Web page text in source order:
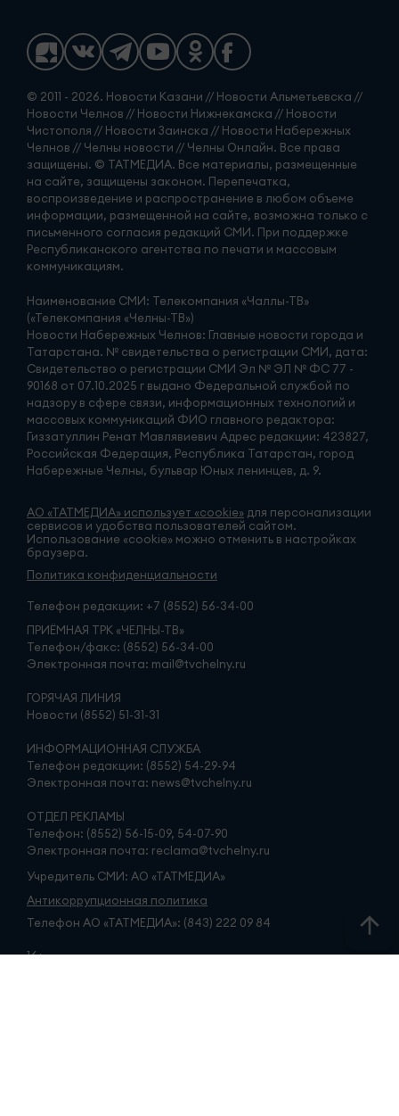
© 2011 - 2026. Новости Казани // Новости Альметьевска //
Новости Челнов // Новости Нижнекамска // Новости
Чистополя // Новости Заинска // Новости Набережных
Челнов // Челны новости // Челны Онлайн. Все права
защищены. © ТАТМЕДИА. Все материалы, размещенные
на сайте, защищены законом. Перепечатка,
воспроизведение и распространение в любом объеме
информации, размещенной на сайте, возможна только с
письменного согласия редакций СМИ. При поддержке
Республиканского агентства по печати и массовым
коммуникациям.
Наименование СМИ: Телекомпания «Чаллы-ТВ»
(«Телекомпания «Челны-ТВ»)
Новости Набережных Челнов: Главные новости города и
Татарстана. № свидетельства о регистрации СМИ, дата:
Свидетельство о регистрации СМИ Эл № ЭЛ № ФС 77 -
90168 от 07.10.2025 г выдано Федеральной службой по
надзору в сфере связи, информационных технологий и
массовых коммуникаций ФИО главного редактора:
Гиззатуллин Ренат Мавлявиевич Адрес редакции: 423827,
Российская Федерация, Республика Татарстан, город
Набережные Челны, бульвар Юных ленинцев, д. 9.
АО «ТАТМЕДИА» использует «cookie» для персонализации
сервисов и удобства пользователей сайтом.
Использование «cookie» можно отменить в настройках
браузера.
Политика конфиденциальности
Телефон редакции: +7 (8552) 56-34-00
ПРИЁМНАЯ ТРК «ЧЕЛНЫ-ТВ»
Телефон/факс: (8552) 56-34-00
Электронная почта: mail@tvchelny.ru
ГОРЯЧАЯ ЛИНИЯ
Новости (8552) 51-31-31
ИНФОРМАЦИОННАЯ СЛУЖБА
Телефон редакции: (8552) 54-29-94
Электронная почта: news@tvchelny.ru
ОТДЕЛ РЕКЛАМЫ
Телефон: (8552) 56-15-09, 54-07-90
Электронная почта: reclama@tvchelny.ru
Учредитель СМИ: АО «ТАТМЕДИА»
Антикоррупционная политика
Телефон АО «ТАТМЕДИА»: (843) 222 09 84
16+